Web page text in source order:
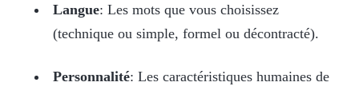
Langue: Les mots que vous choisissez
(technique ou simple, formel ou décontracté).
Personnalité: Les caractéristiques humaines de